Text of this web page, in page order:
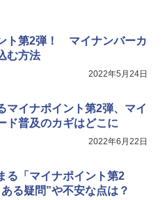
ト第2弾！ マイナンバーカ
む方法
2022年5月24日
マイナポイント第2弾、マイ
ド普及のカギはどこに
2022年6月22日
る「マイナポイント第2
る疑問”や不安な点は？